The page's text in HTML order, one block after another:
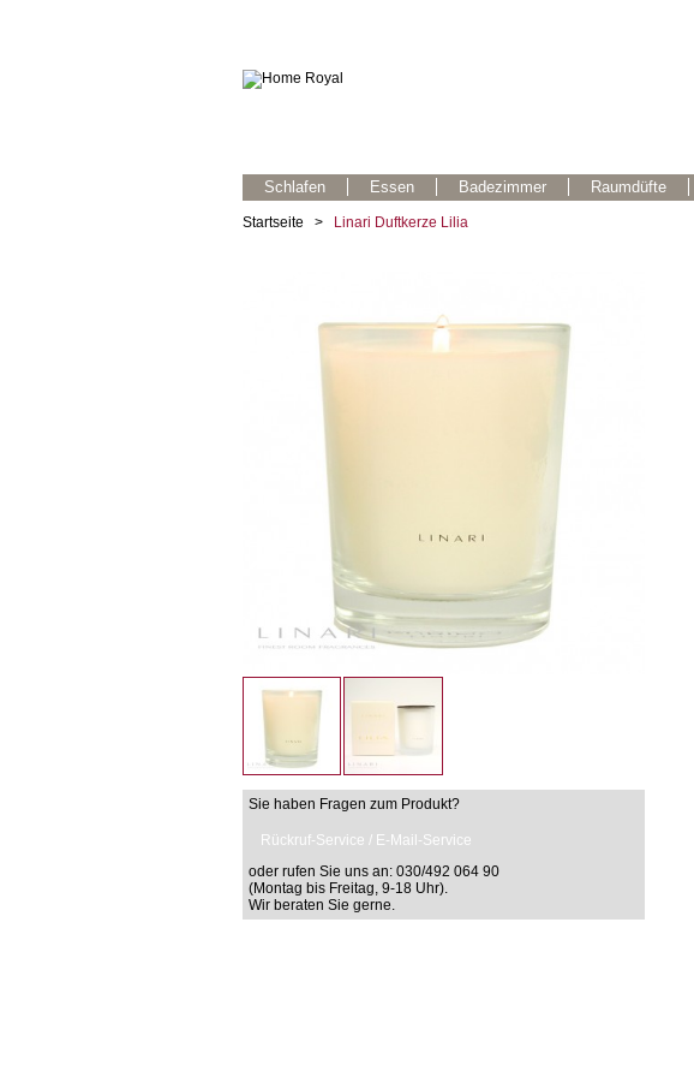
Schlafen Essen Badezimmer Raumdüfte
Startseite > Linari Duftkerze Lilia
Sie haben Fragen zum Produkt?
Rückruf-Service / E-Mail-Service
oder rufen Sie uns an: 030/492 064 90
(Montag bis Freitag, 9-18 Uhr).
Wir beraten Sie gerne.